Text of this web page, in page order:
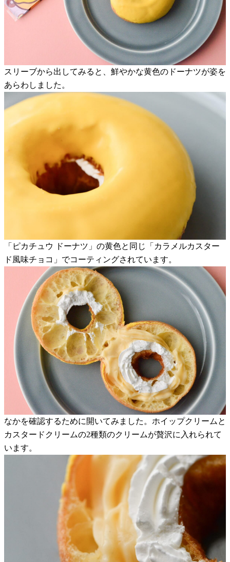
スリーブから出してみると、鮮やかな黄色のドーナツが姿を
あらわしました。
「ピカチュウ ドーナツ」の黄色と同じ「カラメルカスター
ド風味チョコ」でコーティングされています。
なかを確認するために開いてみました。ホイップクリームと
カスタードクリームの2種類のクリームが贅沢に入れられて
います。